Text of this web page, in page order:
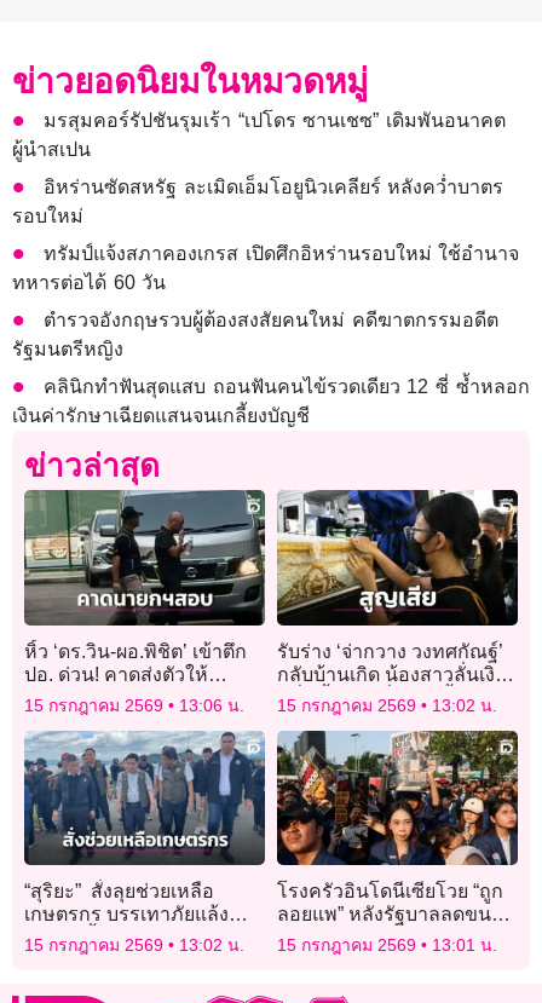
ข่าวยอดนิยมในหมวดหมู่
มรสุมคอร์รัปชันรุมเร้า “เปโดร ซานเชซ” เดิมพันอนาคต
ผู้นำสเปน
อิหร่านซัดสหรัฐ ละเมิดเอ็มโอยูนิวเคลียร์ หลังคว่ำบาตร
รอบใหม่
ทรัมป์แจ้งสภาคองเกรส เปิดศึกอิหร่านรอบใหม่ ใช้อำนาจ
ทหารต่อได้ 60 วัน
ตำรวจอังกฤษรวบผู้ต้องสงสัยคนใหม่ คดีฆาตกรรมอดีต
รัฐมนตรีหญิง
คลินิกทำฟันสุดแสบ ถอนฟันคนไข้รวดเดียว 12 ซี่ ซ้ำหลอก
เงินค่ารักษาเฉียดแสนจนเกลี้ยงบัญชี
ข่าวล่าสุด
หิ้ว ‘ดร.วิน-ผอ.พิชิต’ เข้าตึก
ปอ. ด่วน! คาดส่งตัวให้
‘อนุทิน-ผบ.ตร.’ เค้นสอบ
ปากคำด้วยตัวเอง
15 กรกฎาคม 2569 13:06 น.
รับร่าง ‘จ่ากวาง วงทศกัณฐ์’
กลับบ้านเกิด น้องสาวลั่นเงิน
หมื่นซื้อชีวิตพี่ไม่ได้ จี้ร้านรับ
ผิดชอบคดีถึงที่สุด
15 กรกฎาคม 2569 13:02 น.
“สุริยะ” สั่งลุยช่วยเหลือ
เกษตรกร บรรเทาภัยแล้ง
ป้องกันน้ำท่วม
15 กรกฎาคม 2569 13:02 น.
โรงครัวอินโดนีเซียโวย “ถูก
ลอยแพ” หลังรัฐบาลลดขนาด
โครงการอาหารฟรี
15 กรกฎาคม 2569 13:01 น.